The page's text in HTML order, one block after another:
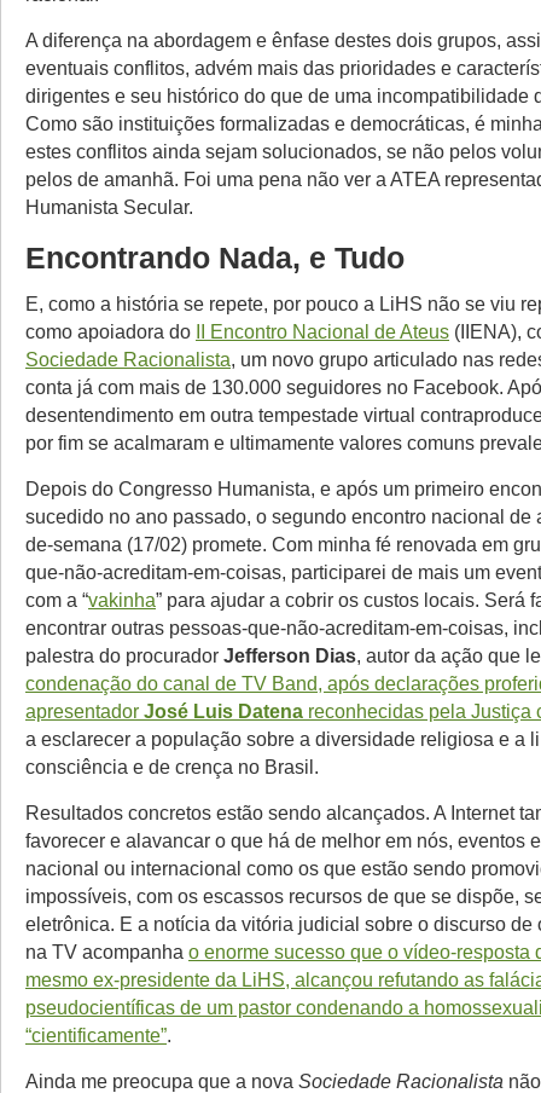
A diferença na abordagem e ênfase destes dois grupos,
eventuais conflitos, advém mais das prioridades e
dirigentes e seu histórico do que de uma incompatibilidade
Como são instituições formalizadas e democráticas, é
estes conflitos ainda sejam solucionados, se não pelos
pelos de amanhã. Foi uma pena não ver a ATEA
Humanista Secular.
Encontrando Nada, e Tudo
E, como a história se repete, por pouco a LiHS não se viu
como apoiadora do II Encontro Nacional de Ateus (IIENA),
Sociedade Racionalista, um novo grupo articulado nas
conta já com mais de 130.000 seguidores no Facebook.
desentendimento em outra tempestade virtual
por fim se acalmaram e ultimamente valores comuns
Depois do Congresso Humanista, e após um primeiro
sucedido no ano passado, o segundo encontro nacional de
de-semana (17/02) promete. Com minha fé renovada em
que-não-acreditam-em-coisas, participarei de mais um
com a “vakinha” para ajudar a cobrir os custos locais. Será
encontrar outras pessoas-que-não-acreditam-em-coisas,
palestra do procurador Jefferson Dias, autor da ação que
condenação do canal de TV Band, após declarações
apresentador José Luis Datena reconhecidas pela Justiça
a esclarecer a população sobre a diversidade religiosa e a
consciência e de crença no Brasil.
Resultados concretos estão sendo alcançados. A Internet
favorecer e alavancar o que há de melhor em nós, eventos
nacional ou internacional como os que estão sendo
impossíveis, com os escassos recursos de que se dispõe,
eletrônica. E a notícia da vitória judicial sobre o discurso de
na TV acompanha o enorme sucesso que o vídeo-resposta
mesmo ex-presidente da LiHS, alcançou refutando as
pseudocientíficas de um pastor condenando a
“cientificamente”.
Ainda me preocupa que a nova Sociedade Racionalista